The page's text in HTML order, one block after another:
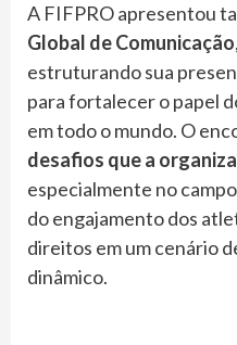
A FIFPRO apresentou
Global de Comunicação
estruturando sua
para fortalecer o papel
em todo o mundo. O
desafios que a
especialmente no
do engajamento dos
direitos em um cenário
dinâmico.